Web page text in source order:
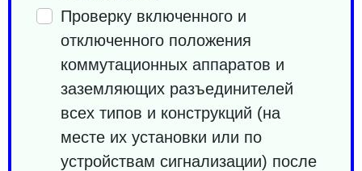
Проверку включенного и
отключенного положения
коммутационных аппаратов и
заземляющих разъединителей
всех типов и конструкций (на
месте их установки или по
устройствам сигнализации) после